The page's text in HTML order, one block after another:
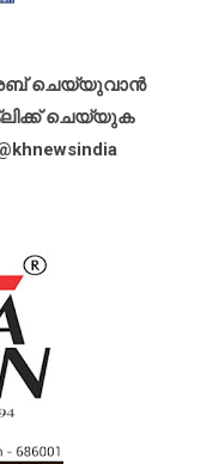
ചെയ്യുവാൻ
ചെയ്യുക